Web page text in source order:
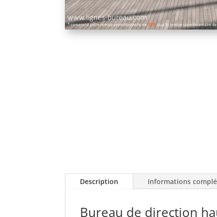
Description Informations
Bureau de direction